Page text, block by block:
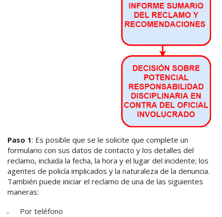
Paso 1: Es posible que se le solicite que complete un
formulario con sus datos de contacto y los detalles del
reclamo, incluida la fecha, la hora y el lugar del incidente; los
agentes de policía implicados y la naturaleza de la denuncia.
También puede iniciar el reclamo de una de las siguientes
maneras:
Por teléfono